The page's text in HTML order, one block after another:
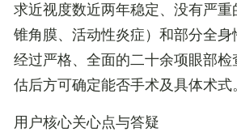
求近视度数近两年稳定、没有严重
锥角膜、活动性炎症）和部分全身
经过严格、全面的二十余项眼部
估后方可确定能否手术及具体术式
用户核心关心点与答疑